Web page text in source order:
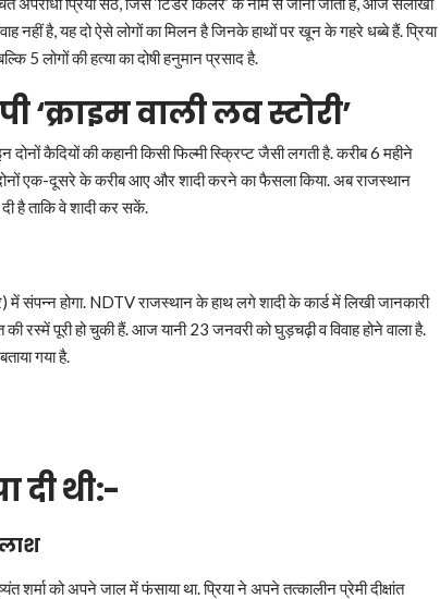
नहीं है, यह दो ऐसे लोगों का मिलन है जिनके हाथों पर खून के गहरे धब्बे हैं. प्रिया
5 लोगों की हत्या का दोषी हनुमान प्रसाद है.
वाली लव स्टोरी’
कैदियों की कहानी किसी फिल्मी स्क्रिप्ट जैसी लगती है. करीब 6 महीने
एक-दूसरे के करीब आए और शादी करने का फैसला किया. अब राजस्थान
है ताकि वे शादी कर सकें.
संपन्न होगा. NDTV राजस्थान के हाथ लगे शादी के कार्ड में लिखी जानकारी
पूरी हो चुकी हैं. आज यानी 23 जनवरी को घुड़चढ़ी व विवाह होने वाला है.
गया है.
दी थी:-
को अपने जाल में फंसाया था. प्रिया ने अपने तत्कालीन प्रेमी दीक्षांत